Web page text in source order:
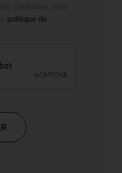
politique de